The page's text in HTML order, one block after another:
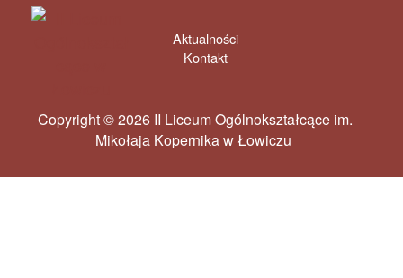
Aktualności
Kontakt
Copyright © 2026 II Liceum Ogólnokształcące im.
Mikołaja Kopernika w Łowiczu